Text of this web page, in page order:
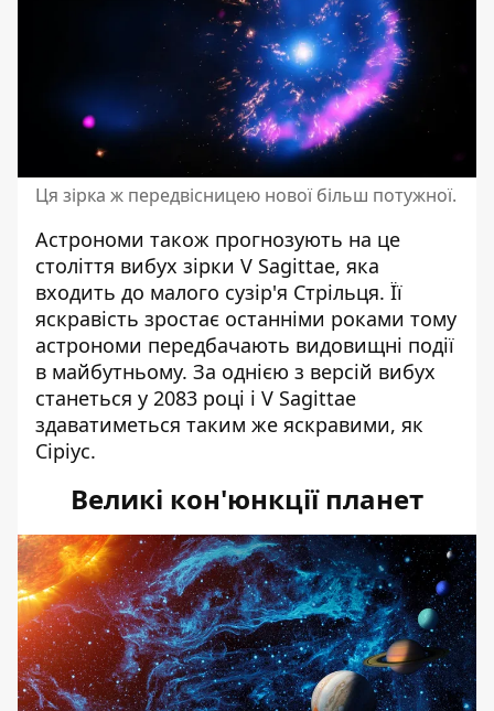
Ця зірка ж передвісницею нової більш потужної.
Астрономи також прогнозують на це
століття вибух зірки V Sagittae, яка
входить до малого сузір'я Стрільця. Її
яскравість зростає останніми роками тому
астрономи передбачають видовищні події
в майбутньому. За однією з версій вибух
станеться у 2083 році і V Sagittae
здаватиметься таким же яскравими, як
Сіріус.
Великі кон'юнкції планет